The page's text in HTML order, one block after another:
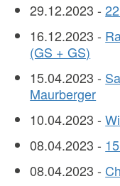
29.12.2023 -
16.12.2023 -
(GS + GS)
15.04.2023 -
Maurberger
10.04.2023 -
08.04.2023 -
08.04.2023 -